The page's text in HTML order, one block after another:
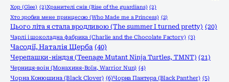
Хор (Glee) (2)Хранителі снів (Rise of the guardians) (2)
Хто зробив мене принцесою (Who Made me a Princess) (2)
Цього літа я стала вродливою (The summer I turned pretty) (20)
Чарлі і шоколадна фабрика (Charlie and the Chocolate Factory) (3)
Часодії, Наталія Щерба (40)
Черепашки-ніндзя (Teenage Mutant Ninja Turtles, TMNT) (21)
Черниця-воiн (Монахиня-Воïн, Warrior Nun) (4)
Чорна Конюшина (Black Clover) (6)Чорна Пантера (Black Panther) (5)